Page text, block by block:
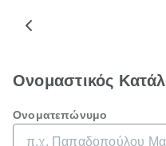
Ονομαστικός
Ονοματεπώνυμο